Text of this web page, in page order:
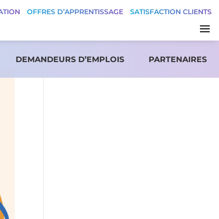
OFFRES D’APPRENTISSAGE SATISFACTION CLIENTS
DEMANDEURS D’EMPLOIS PARTENAIRES